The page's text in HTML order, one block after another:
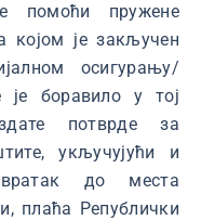
помоћи пружене
којом је закључен
осигурању/
је боравило у тој
потврде за
укључујући и
до места
плаћа Републички